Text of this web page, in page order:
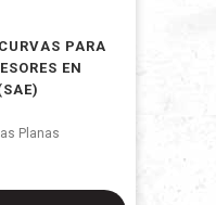
PARA
EN
Planas